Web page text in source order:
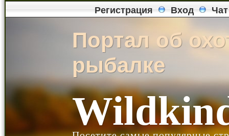
Регистрация Вход
Портал об
рыбалке